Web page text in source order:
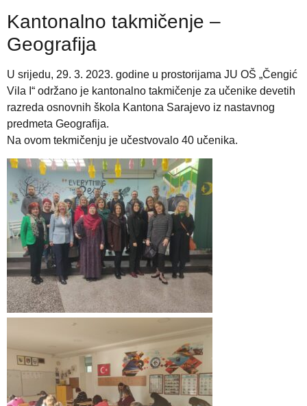
Kantonalno takmičenje –
Geografija
U srijedu, 29. 3. 2023. godine u prostorijama JU OŠ „Čengić
Vila I“ održano je kantonalno takmičenje za učenike devetih
razreda osnovnih škola Kantona Sarajevo iz nastavnog
predmeta Geografija.
Na ovom tekmičenju je učestvovalo 40 učenika.